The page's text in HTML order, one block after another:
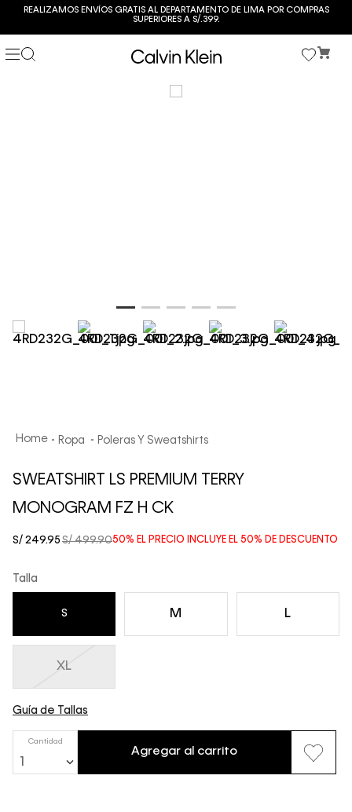
REALIZAMOS ENVÍOS GRATIS AL DEPARTAMENTO DE LIMA POR COMPRAS
SUPERIORES A S/.399.
Ropa Poleras Y Sweatshirts
SWEATSHIRT LS PREMIUM TERRY
MONOGRAM FZ H CK
50% EL PRECIO INCLUYE EL 50% DE DESCUENTO
S/ 499.90
S/ 249.95
Talla
L
M
S
XL
Guía de Tallas
Cantidad
Agregar al carrito